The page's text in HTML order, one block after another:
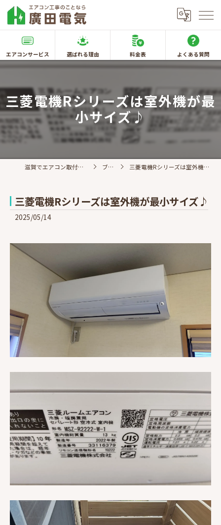
エアコンサービス 選ばれる理由 料金表 よくある質問
三菱電機Rシリーズは室外機が最
小サイズ♪
滋賀でエアコン取付なら廣田電気 ブログ 三菱電機Rシリーズは室外機が最小サイズ♪
三菱電機Rシリーズは室外機が最小サイズ♪
2025/05/14